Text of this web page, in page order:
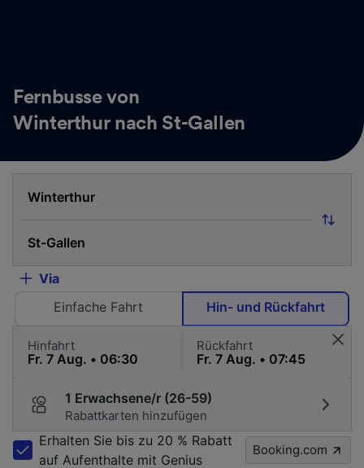
Fernbusse von
Winterthur nach St-Gallen
Via
Einfache Fahrt
Hin- und Rückfahrt
Hinfahrt Rückfahrt
1 Erwachsene/r (26-59)
Rabattkarten hinzufügen
Erhalten Sie bis zu 20 % Rabatt
auf Aufenthalte mit Genius
Booking.com